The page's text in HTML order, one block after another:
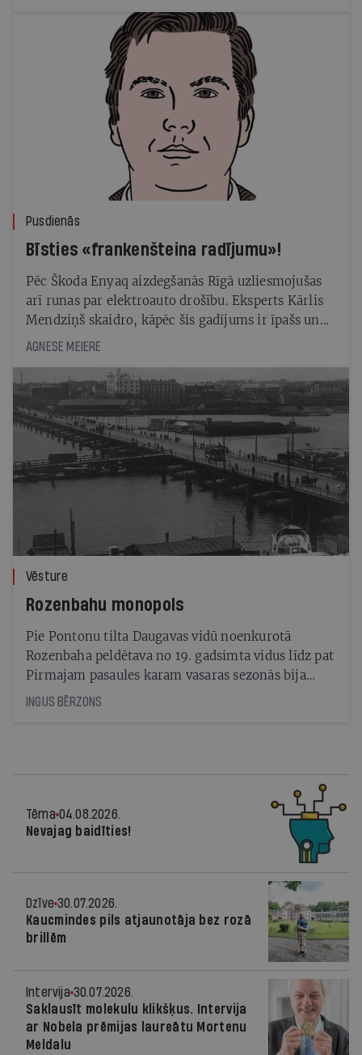
Pusdienās
Bīsties «frankenšteina radījumu»!
Pēc Škoda Enyaq aizdegšanās Rīgā uzliesmojušas
arī runas par elektroauto drošību. Eksperts Kārlis
Mendziņš skaidro, kāpēc šis gadījums ir īpašs un
no kā jāuzmanās patiesībā
AGNESE MEIERE
Vēsture
Rozenbahu monopols
Pie Pontonu tilta Daugavas vidū noenkurotā
Rozenbaha peldētava no 19. gadsimta vidus līdz pat
Pirmajam pasaules karam vasaras sezonās bija
obligāta Rīgas ainavas sastāvdaļa
INGUS BĒRZONS
Tēma 04.08.2026.
Nevajag baidīties!
Dzīve 30.07.2026.
Kaucmindes pils atjaunotāja bez rozā
brillēm
Intervija 30.07.2026.
Saklausīt molekulu klikšķus. Intervija
ar Nobela prēmijas laureātu Mortenu
Meldalu